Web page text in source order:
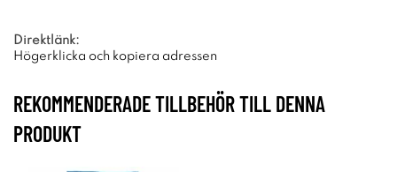
Direktlänk:
Högerklicka och kopiera adressen
REKOMMENDERADE TILLBEHÖR TILL DENNA
PRODUKT